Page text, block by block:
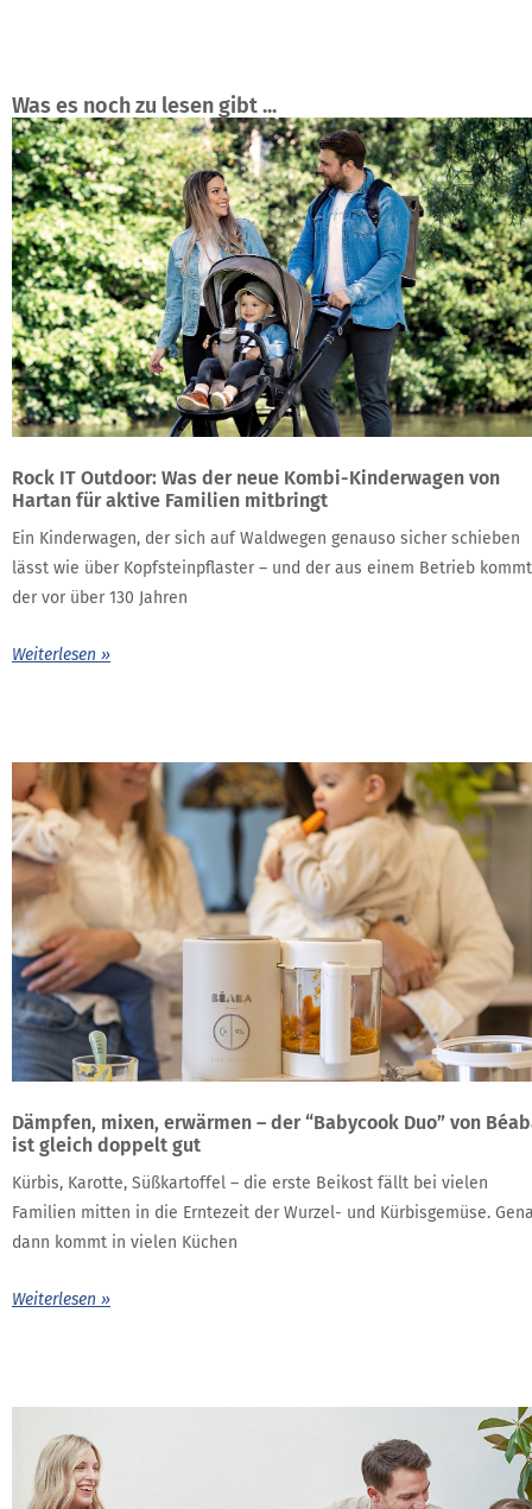
Was es noch zu lesen gibt ...
Rock IT Outdoor: Was der neue Kombi-Kinderwagen von
Hartan für aktive Familien mitbringt
Ein Kinderwagen, der sich auf Waldwegen genauso sicher schieben
lässt wie über Kopfsteinpflaster – und der aus einem Betrieb
der vor über 130 Jahren
Weiterlesen »
Dämpfen, mixen, erwärmen – der “Babycook Duo” von
ist gleich doppelt gut
Kürbis, Karotte, Süßkartoffel – die erste Beikost fällt bei vielen
Familien mitten in die Erntezeit der Wurzel- und Kürbisgemüse.
dann kommt in vielen Küchen
Weiterlesen »